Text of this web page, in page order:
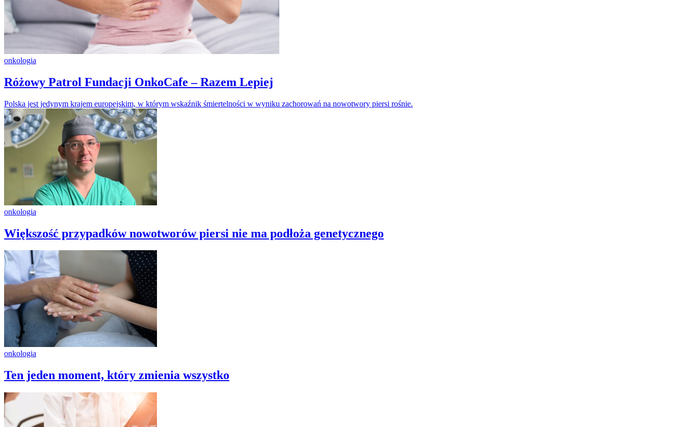
onkologia
Różowy Patrol Fundacji OnkoCafe – Razem Lepiej
Polska jest jedynym krajem europejskim, w którym wskaźnik śmiertelności w wyniku zachorowań na nowotwory piersi rośnie.
onkologia
Większość przypadków nowotworów piersi nie ma podłoża genetycznego
onkologia
Ten jeden moment, który zmienia wszystko